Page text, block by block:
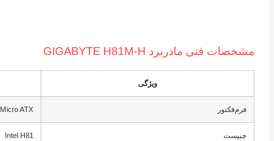
مشخصات فنی مادربرد GIGABYTE H81M-H
ویژگی
فرم‌فکتور Micro ATX
چیپست Intel H81